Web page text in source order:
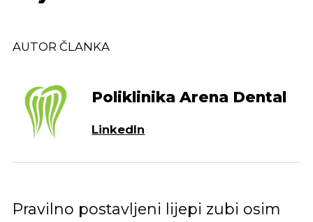
AUTOR ČLANKA
Poliklinika Arena Dental
LinkedIn
Pravilno postavljeni lijepi zubi osim